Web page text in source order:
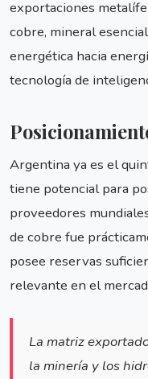
exportaciones
cobre, mineral
energética hacia
tecnología de
Argentina ya es el
tiene potencial para
proveedores
de cobre fue
posee reservas
relevante en el
La matriz
la minería y los